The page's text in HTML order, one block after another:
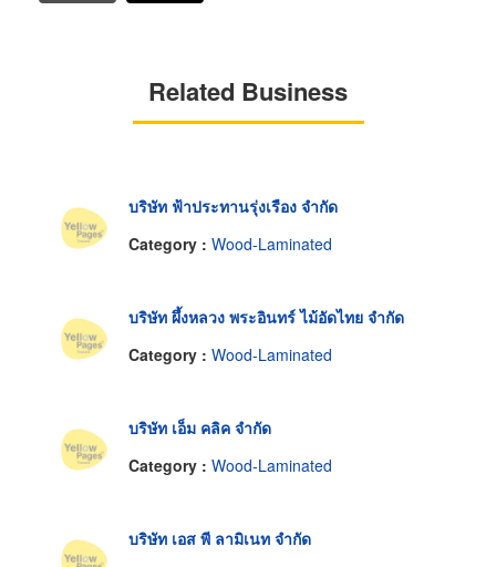
Related Business
บริษัท ฟ้าประทานรุ่งเรือง จำกัด
Category : Wood-Laminated
บริษัท ผึ้งหลวง พระอินทร์ ไม้อัดไทย จำกัด
Category : Wood-Laminated
บริษัท เอ็ม คลิค จำกัด
Category : Wood-Laminated
บริษัท เอส พี ลามิเนท จำกัด